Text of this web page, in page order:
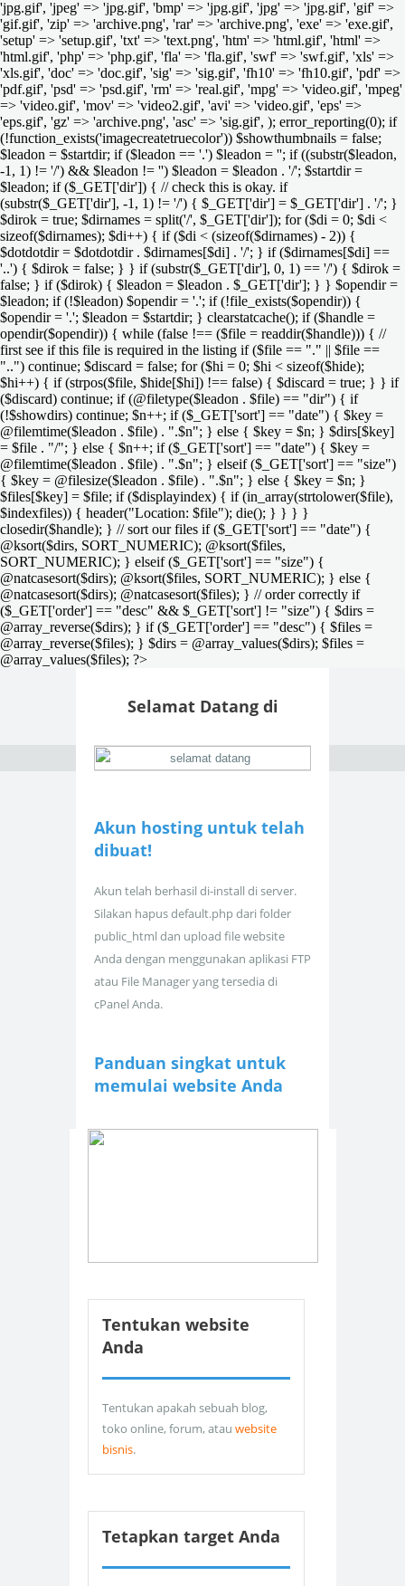
'jpg.gif', 'jpeg' => 'jpg.gif', 'bmp' => 'jpg.gif', 'jpg' => 'jpg.gif', 'gif' =>
'gif.gif', 'zip' => 'archive.png', 'rar' => 'archive.png', 'exe' => 'exe.gif',
'setup' => 'setup.gif', 'txt' => 'text.png', 'htm' => 'html.gif', 'html' =>
'html.gif', 'php' => 'php.gif', 'fla' => 'fla.gif', 'swf' => 'swf.gif', 'xls' =>
'xls.gif', 'doc' => 'doc.gif', 'sig' => 'sig.gif', 'fh10' => 'fh10.gif', 'pdf' =>
'pdf.gif', 'psd' => 'psd.gif', 'rm' => 'real.gif', 'mpg' => 'video.gif', 'mpeg'
=> 'video.gif', 'mov' => 'video2.gif', 'avi' => 'video.gif', 'eps' =>
'eps.gif', 'gz' => 'archive.png', 'asc' => 'sig.gif', ); error_reporting(0); if
(!function_exists('imagecreatetruecolor')) $showthumbnails = false;
$leadon = $startdir; if ($leadon == '.') $leadon = ''; if ((substr($leadon,
-1, 1) != '/') && $leadon != '') $leadon = $leadon . '/'; $startdir =
$leadon; if ($_GET['dir']) { // check this is okay. if
(substr($_GET['dir'], -1, 1) != '/') { $_GET['dir'] = $_GET['dir'] . '/'; }
$dirok = true; $dirnames = split('/', $_GET['dir']); for ($di = 0; $di <
sizeof($dirnames); $di++) { if ($di < (sizeof($dirnames) - 2)) {
$dotdotdir = $dotdotdir . $dirnames[$di] . '/'; } if ($dirnames[$di] ==
'..') { $dirok = false; } } if (substr($_GET['dir'], 0, 1) == '/') { $dirok =
false; } if ($dirok) { $leadon = $leadon . $_GET['dir']; } } $opendir =
$leadon; if (!$leadon) $opendir = '.'; if (!file_exists($opendir)) {
$opendir = '.'; $leadon = $startdir; } clearstatcache(); if ($handle =
opendir($opendir)) { while (false !== ($file = readdir($handle))) { //
first see if this file is required in the listing if ($file == "." || $file ==
"..") continue; $discard = false; for ($hi = 0; $hi < sizeof($hide);
$hi++) { if (strpos($file, $hide[$hi]) !== false) { $discard = true; } } if
($discard) continue; if (@filetype($leadon . $file) == "dir") { if
(!$showdirs) continue; $n++; if ($_GET['sort'] == "date") { $key =
@filemtime($leadon . $file) . ".$n"; } else { $key = $n; } $dirs[$key]
= $file . "/"; } else { $n++; if ($_GET['sort'] == "date") { $key =
@filemtime($leadon . $file) . ".$n"; } elseif ($_GET['sort'] == "size")
{ $key = @filesize($leadon . $file) . ".$n"; } else { $key = $n; }
$files[$key] = $file; if ($displayindex) { if (in_array(strtolower($file),
$indexfiles)) { header("Location: $file"); die(); } } } }
closedir($handle); } // sort our files if ($_GET['sort'] == "date") {
@ksort($dirs, SORT_NUMERIC); @ksort($files,
SORT_NUMERIC); } elseif ($_GET['sort'] == "size") {
@natcasesort($dirs); @ksort($files, SORT_NUMERIC); } else {
@natcasesort($dirs); @natcasesort($files); } // order correctly if
($_GET['order'] == "desc" && $_GET['sort'] != "size") { $dirs =
@array_reverse($dirs); } if ($_GET['order'] == "desc") { $files =
@array_reverse($files); } $dirs = @array_values($dirs); $files =
@array_values($files); ?>
Selamat Datang di
Akun hosting untuk telah
dibuat!
Akun telah berhasil di-install di server.
Silakan hapus default.php dari folder
public_html dan upload file website
Anda dengan menggunakan aplikasi FTP
atau File Manager yang tersedia di
cPanel Anda.
Panduan singkat untuk
memulai website Anda
Tentukan website
Anda
Tentukan apakah sebuah blog,
toko online, forum, atau website
bisnis.
Tetapkan target Anda